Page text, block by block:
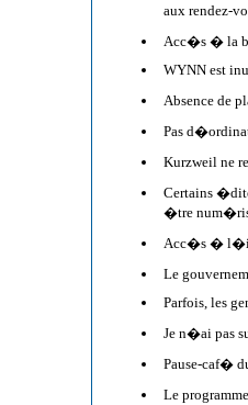
aux rendez-
Acc�s � la
WYNN est
Absence de
Pas
Kurzweil ne
Certains
�tre
Acc�s �
Le
Parfois, les
Je n�ai pas
Pause-caf�
Le